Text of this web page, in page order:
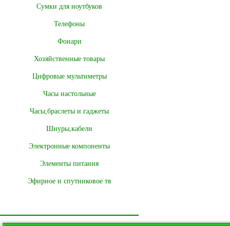
Сумки для ноутбуков
Телефоны
Фонари
Хозяйственные товары
Цифровые мультиметры
Часы настольные
Часы,браслеты и гаджеты
Шнуры,кабели
Электронные компоненты
Элементы питания
Эфирное и спутниковое тв